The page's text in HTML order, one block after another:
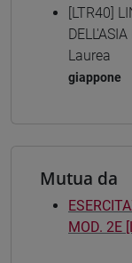
[LTR40]
Laurea
giappone
Mutua da
MOD. 2E